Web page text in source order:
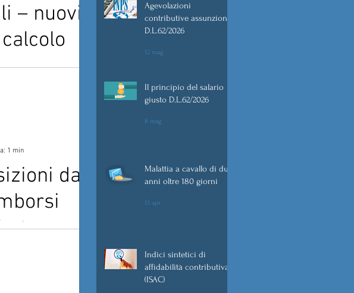
– nuovi
dal
1 min
Agevolazioni
contributive assunzioni
D.L.62/2026
12 mag
Il principio del salario
giusto D.L.62/2026
8 mag
Malattia a cavallo di due
anni oltre 180 giorni
13 apr
Indici sintetici di
affidabilità contributiva
(ISAC)